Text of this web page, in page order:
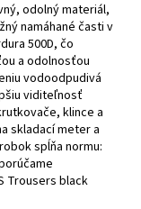
odolný materiál,
namáhané časti v
500D, čo
a odolnosťou
vodoodpudivá
viditeľnosť
klince a
skladací meter a
spĺňa normu:
Trousers black